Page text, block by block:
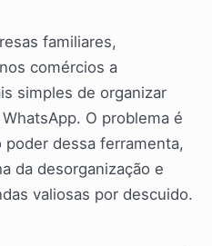
familiares,
comércios a
simples de organizar
O problema é
dessa ferramenta,
da desorganização e
valiosas por descuido.